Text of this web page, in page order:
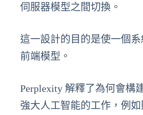
伺服器模型之間切換。
這一設計的目的是使一個
前端模型。
Perplexity 解釋了為何會構
強大人工智能的工作，例